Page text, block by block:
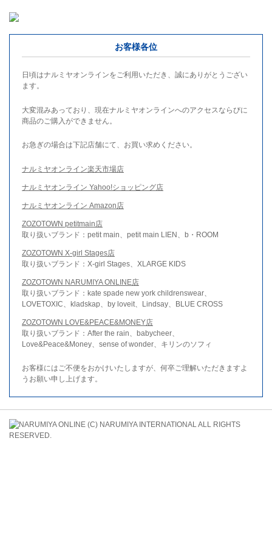
お客様各位
日頃はナルミヤオンラインをご利用いただき、誠にありがとうござい
ます。
大変混みあっており、現在ナルミヤオンラインへのアクセスならびに
商品のご購入ができません。
お急ぎの場合は下記店舗にて、お買い求めください。
ナルミヤオンライン楽天市場店
ナルミヤオンライン Yahoo!ショッピング店
ナルミヤオンライン Amazon店
ZOZOTOWN petitmain店
取り扱いブランド：petit main、petit main LIEN、b・ROOM
ZOZOTOWN X-girl Stages店
取り扱いブランド：X-girl Stages、XLARGE KIDS
ZOZOTOWN NARUMIYA ONLINE店
取り扱いブランド：kate spade new york childrenswear、
LOVETOXIC、kladskap、by loveit、Lindsay、BLUE CROSS
ZOZOTOWN LOVE&PEACE&MONEY店
取り扱いブランド：After the rain、babycheer、
Love&Peace&Money、sense of wonder、キリンのソフィ
お客様にはご不便をおかけいたしますが、何卒ご理解いただきますよ
うお願い申し上げます。